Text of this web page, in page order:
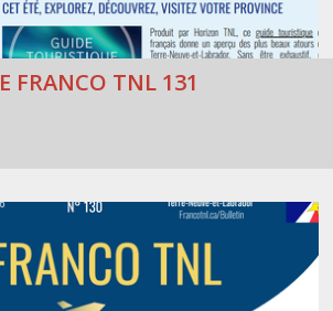
FRANCO TNL 131